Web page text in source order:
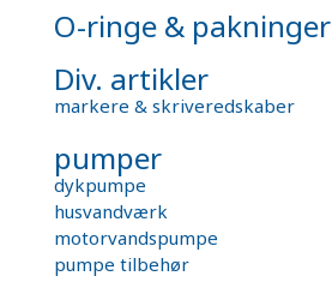
O-ringe & pakninger
Div. artikler
markere & skriveredskaber
pumper
dykpumpe
husvandværk
motorvandspumpe
pumpe tilbehør